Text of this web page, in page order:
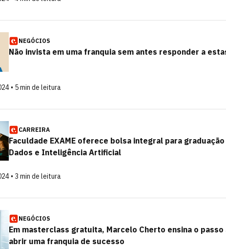
NEGÓCIOS
Não invista em uma franquia sem antes responder a
• 5 min de leitura
CARREIRA
Faculdade EXAME oferece bolsa integral para graduação
Dados e Inteligência Artificial
• 3 min de leitura
NEGÓCIOS
Em masterclass gratuita, Marcelo Cherto ensina o passo
abrir uma franquia de sucesso